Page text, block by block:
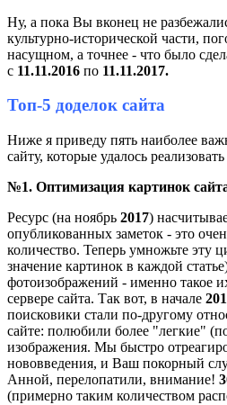
Ну, а пока Вы вконец не
культурно-исторической части,
насущном, а точнее - что было
с 11.11.2016 по 11.11.2017.
Топ-5 доделок сайта
Ниже я приведу пять наиболее
сайту, которые удалось реализовать
№1. Оптимизация картинок
Ресурс (на ноябрь 2017)
опубликованных заметок - это
количество. Теперь умножьте эту
значение картинок в каждой
фотоизображений - именно такое
сервере сайта. Так вот, в начале
поисковики стали по-другому
сайте: полюбили более "легкие"
изображения. Мы быстро
нововведения, и Ваш покорный
Анной, перелопатили, внимание!
(примерно таким количеством